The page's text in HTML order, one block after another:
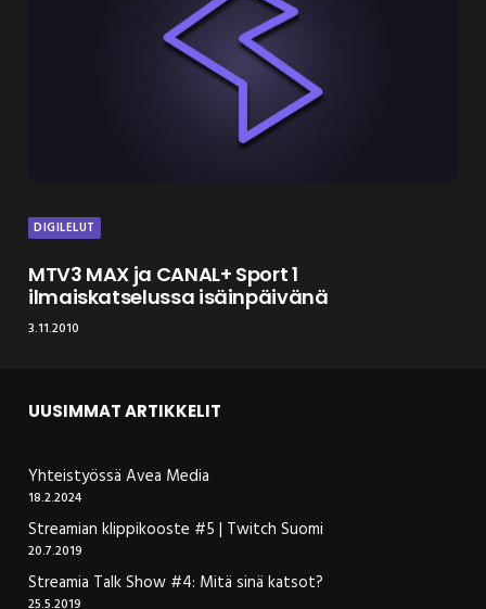
DIGILELUT
MTV3 MAX ja CANAL+ Sport 1
ilmaiskatselussa isäinpäivänä
3.11.2010
UUSIMMAT ARTIKKELIT
Yhteistyössä Avea Media
18.2.2024
Streamian klippikooste #5 | Twitch Suomi
20.7.2019
Streamia Talk Show #4: Mitä sinä katsot?
25.5.2019